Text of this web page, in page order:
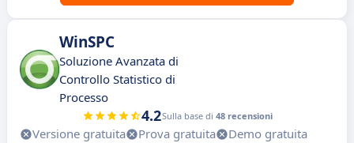
WinSPC
Soluzione Avanzata di
Controllo Statistico di
Processo
4.2Sulla base di 48 recensioni
Versione gratuita Prova gratuita
Demo gratuita